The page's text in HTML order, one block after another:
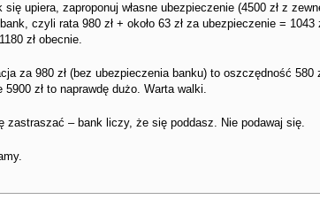
się upiera, zaproponuj własne ubezpieczenie (4500 zł z
czyli rata 980 zł + około 63 zł za ubezpieczenie = 1043
zł obecnie.
za 980 zł (bez ubezpieczenia banku) to oszczędność 580
5900 zł to naprawdę dużo. Warta walki.
zastraszać – bank liczy, że się poddasz. Nie podawaj się.